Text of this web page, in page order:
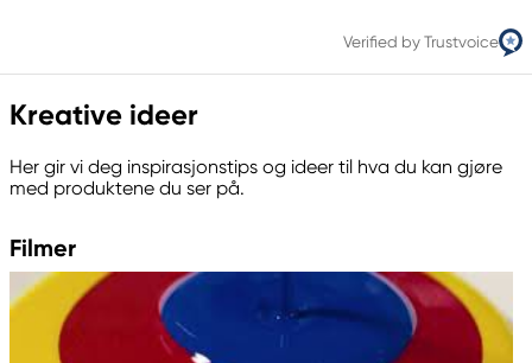
Verified by Trustvoice
Kreative ideer
Her gir vi deg inspirasjonstips og ideer til hva du kan gjøre
med produktene du ser på.
Filmer